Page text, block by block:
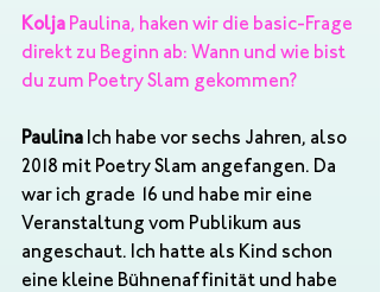
Kolja Paulina, haken wir die basic-Frage
direkt zu Beginn ab: Wann und wie bist
du zum Poetry Slam gekommen?
Paulina Ich habe vor sechs Jahren, also
2018 mit Poetry Slam angefangen. Da
war ich grade 16 und habe mir eine
Veranstaltung vom Publikum aus
angeschaut. Ich hatte als Kind schon
eine kleine Bühnenaffinität und habe